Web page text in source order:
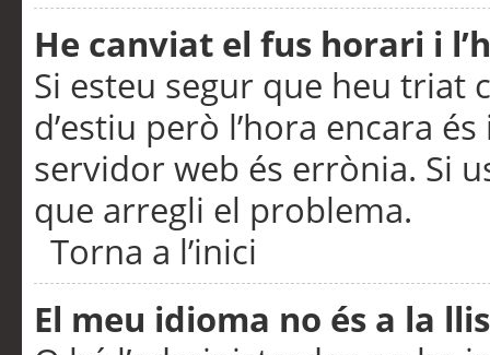
He canviat el fus horari i
Si esteu segur que heu triat
d’estiu però l’hora encara
servidor web és errònia. Si
que arregli el problema.
Torna a l’inici
El meu idioma no és a la